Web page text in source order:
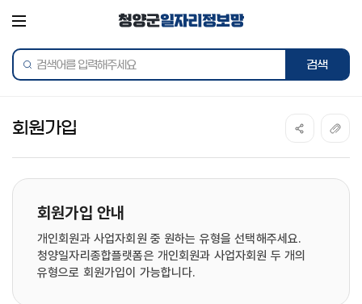
통합검색
회원가입
회원가입 안내
개인회원과 사업자회원 중 원하는 유형을 선택해주세요.
청양일자리종합플랫폼은 개인회원과 사업자회원 두 개의
유형으로 회원가입이 가능합니다.